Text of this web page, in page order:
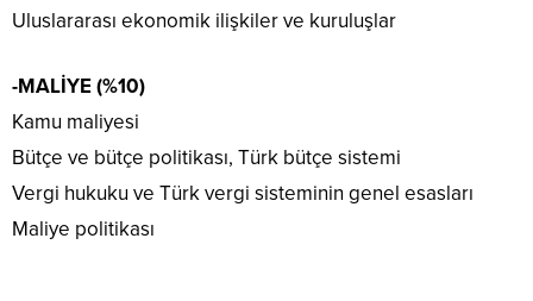
Uluslararası ekonomik ilişkiler ve kuruluşlar
-MALİYE (%10)
Kamu maliyesi
Bütçe ve bütçe politikası, Türk bütçe sistemi
Vergi hukuku ve Türk vergi sisteminin genel esasları
Maliye politikası